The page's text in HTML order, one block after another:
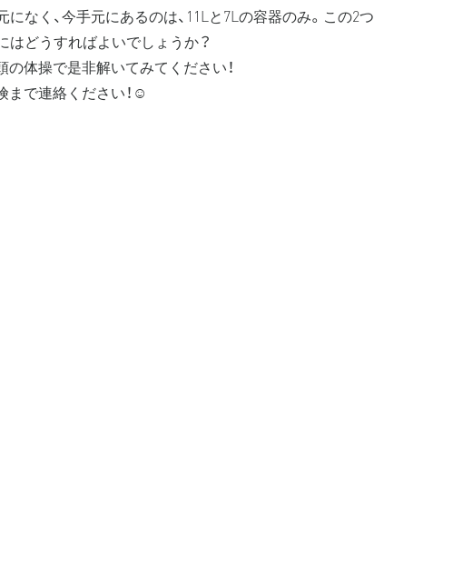
なく、今手元にあるのは、11Lと7Lの容器のみ。この2つ
どうすればよいでしょうか？
体操で是非解いてみてください！
まで連絡ください！☺️